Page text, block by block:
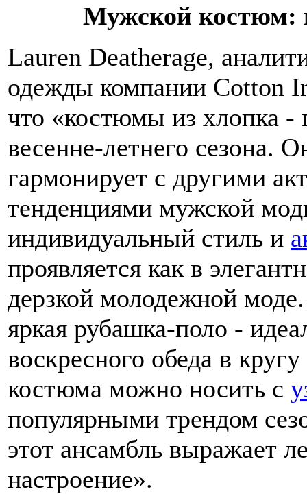
Мужской костюм:
Lauren Deatherage,
одежды компании Cotton
что «костюмы из хлопка -
весенне-летнего сезона.
гармонирует с другими
тенденциями мужской
индивидуальный стиль и
проявляется как в
дерзкой молодежной
яркая рубашка-поло -
воскресного обеда в
костюма можно носить с
популярными трендом
этот ансамбль выражает
настроение».